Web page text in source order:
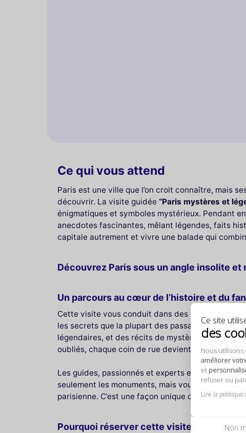
Ce site
des
Nous
améliorer
et
refuser ou
Lire la politique
Non
Ce qui vous attend
Paris est une ville que l’on croit connaître, mais
découvrir. La visite guidée “Paris mystères et
énigmatiques et symboles mystérieux. Pendant
anecdotes fascinantes, mêlant légendes, faits
capitale autrement et vivre une balade qui
Découvrez Paris sous un angle insolite et
Un parcours au cœur de l’histoire et du
Cette visite vous conduit dans des lieux
les secrets que la plupart des passants ignorent.
légendaires, et des récits de mystères urbains
oubliés, chaque coin de rue devient une fenêtre
Les guides, passionnés et experts en narration,
seulement les monuments, mais vous plongerez
parisienne. C’est une façon unique de lier
Pourquoi réserver cette visite ?